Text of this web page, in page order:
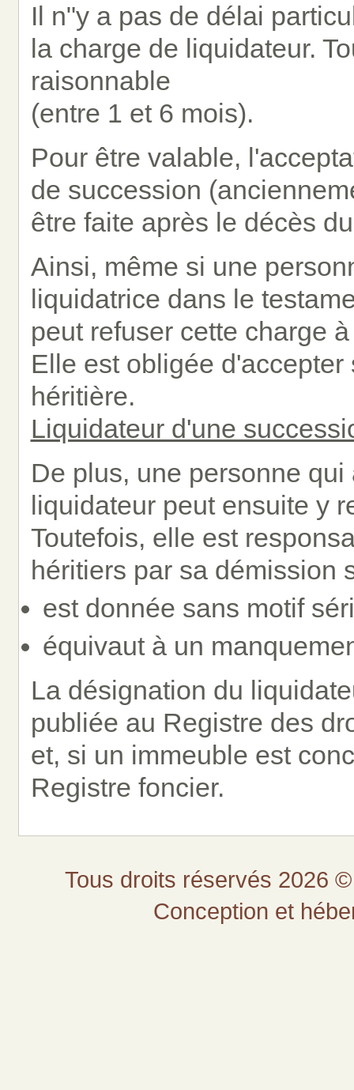
Il n"y a pas de délai
la charge de liquidateur.
raisonnable
(entre 1 et 6 mois).
Pour être valable,
de succession
être faite après le décès
Ainsi, même si une
liquidatrice dans le
peut refuser cette charge
Elle est obligée
héritière.
Liquidateur d'une
De plus, une personne
liquidateur peut ensuite y
Toutefois, elle est
héritiers par sa démission
est donnée sans motif
équivaut à un
La désignation du
publiée au Registre des
et, si un immeuble est
Registre foncier.
Tous droits réservés 2026
Conception et